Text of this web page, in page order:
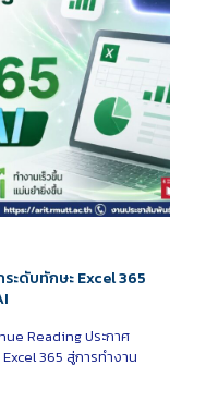
ะดับทักษะ Excel 365
Readingประกาศ
365 สู่การทำงาน